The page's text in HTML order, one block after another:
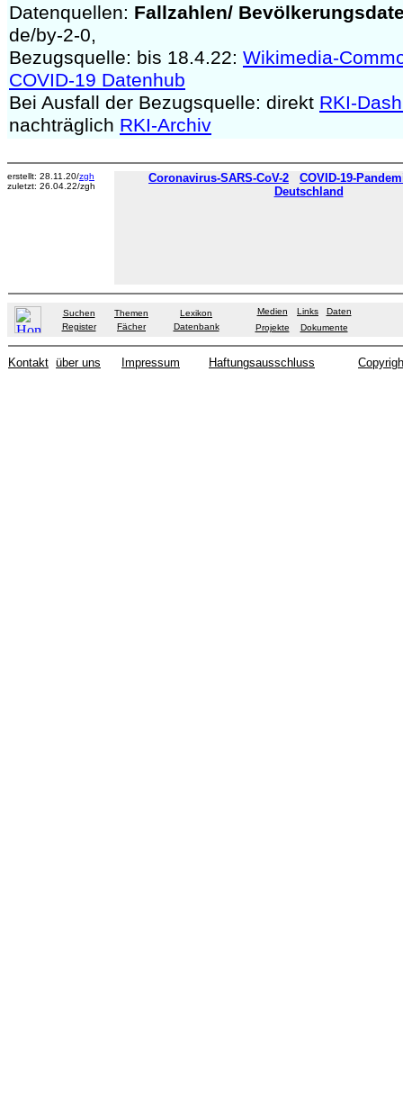
Datenquellen: Fallzahlen/
de/by-2-0,
Bezugsquelle: bis 18.4.22: Wikimedia-
COVID-19 Datenhub
Bei Ausfall der Bezugsquelle: direkt RKI-
nachträglich RKI-Archiv
erstellt: 28.11.20/zgh
zuletzt: 26.04.22/zgh
Coronavirus-SARS-CoV-2
COVID-19-
Deutschland
Suchen Themen
Lexikon
Register
Fächer Datenbank
Medien Links
Daten
Projekte
Dokumente
Kontakt über uns Impressum Haftungsausschluss